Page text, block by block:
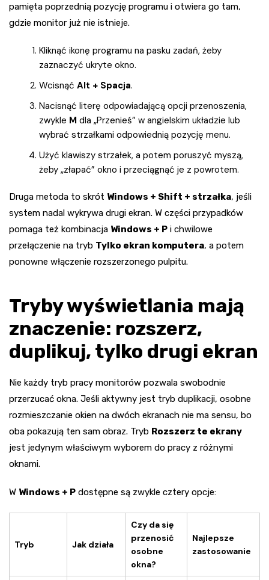
pamięta poprzednią pozycję programu i otwiera go tam,
gdzie monitor już nie istnieje.
Kliknąć ikonę programu na pasku zadań, żeby
zaznaczyć ukryte okno.
Wcisnąć Alt + Spacja.
Nacisnąć literę odpowiadającą opcji przenoszenia,
zwykle M dla „Przenieś” w angielskim układzie lub
wybrać strzałkami odpowiednią pozycję menu.
Użyć klawiszy strzałek, a potem poruszyć myszą,
żeby „złapać” okno i przeciągnąć je z powrotem.
Druga metoda to skrót Windows + Shift + strzałka, jeśli
system nadal wykrywa drugi ekran. W części przypadków
pomaga też kombinacja Windows + P i chwilowe
przełączenie na tryb Tylko ekran komputera, a potem
ponowne włączenie rozszerzonego pulpitu.
Tryby wyświetlania mają
znaczenie: rozszerz,
duplikuj, tylko drugi ekran
Nie każdy tryb pracy monitorów pozwala swobodnie
przerzucać okna. Jeśli aktywny jest tryb duplikacji, osobne
rozmieszczanie okien na dwóch ekranach nie ma sensu, bo
oba pokazują ten sam obraz. Tryb Rozszerz te ekrany
jest jedynym właściwym wyborem do pracy z różnymi
oknami.
W Windows + P dostępne są zwykle cztery opcje:
Tryb Jak działa
Czy da się
przenosić
osobne
okna?
Najlepsze
zastosowanie